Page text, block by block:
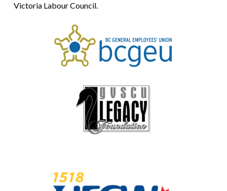
Victoria Labour Council.